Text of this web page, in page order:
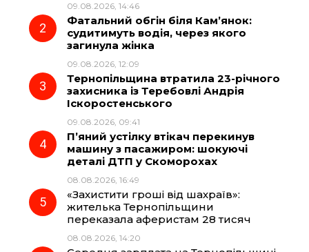
o
o
g
r
a p
09.08.2026, 14:46
Фатальний обгін біля Кам’янок:
судитимуть водія, через якого
загинула жінка
09.08.2026, 12:09
Тернопільщина втратила 23-річного
захисника із Теребовлі Андрія
Іскоростенського
09.08.2026, 09:41
П’яний устілку втікач перекинув
машину з пасажиром: шокуючі
деталі ДТП у Скоморохах
08.08.2026, 16:49
«Захистити гроші від шахраїв»:
жителька Тернопільщини
переказала аферистам 28 тисяч
08.08.2026, 14:20